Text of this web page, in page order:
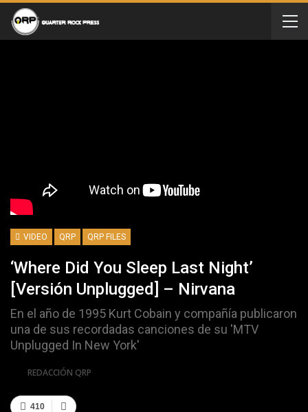
VIDEO QRP QRP FILES
‘Where Did You Sleep Last Night’
[versión Unplugged] – Nirvana
En el año de 1995 Kurt Cobain y compañía publicaron
una de sus recordadas canciones de su 'MTV
Unplugged In New York'
REDACCIÓN QRP
410